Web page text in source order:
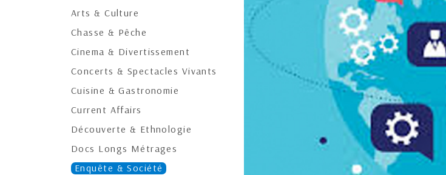
Arts & Culture
Chasse & Pêche
Cinema & Divertissement
Concerts & Spectacles Vivants
Cuisine & Gastronomie
Current Affairs
Découverte & Ethnologie
Docs Longs Métrages
Enquête & Société